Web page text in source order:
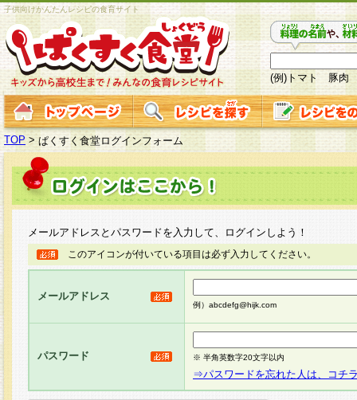
子供向けかんたんレシピの食育サイト
(例)トマト 豚肉
TOP > ぱくすく食堂ログインフォーム
メールアドレスとパスワードを入力して、ログインしよう！
このアイコンが付いている項目は必ず入力してください。
メールアドレス
例）abcdefg@hijk.com
パスワード ※ 半角英数字20文字以内
⇒パスワードを忘れた人は、コチ